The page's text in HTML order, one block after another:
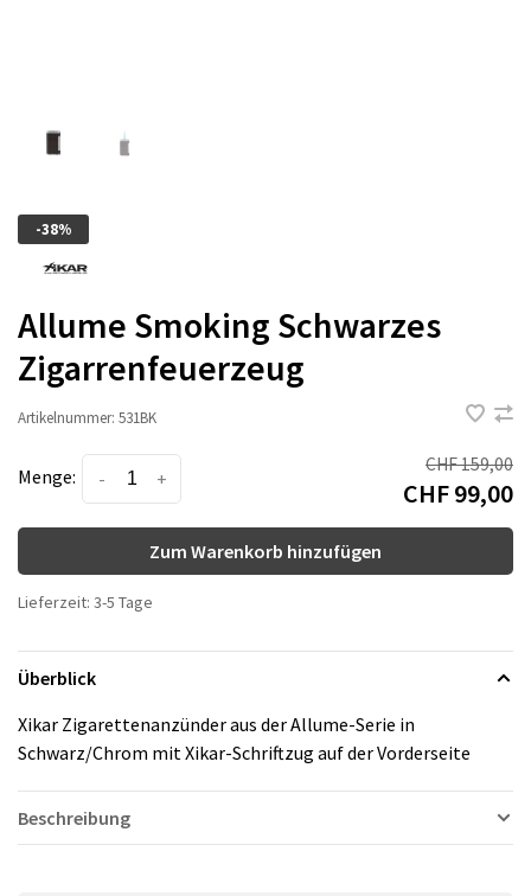
-38%
Allume Smoking Schwarzes
Zigarrenfeuerzeug
Artikelnummer: 531BK
Menge: +
-
CHF 159,00
CHF 99,00
Zum Warenkorb hinzufügen
Lieferzeit: 3-5 Tage
Überblick
Xikar Zigarettenanzünder aus der Allume-Serie in
Schwarz/Chrom mit Xikar-Schriftzug auf der Vorderseite
Beschreibung